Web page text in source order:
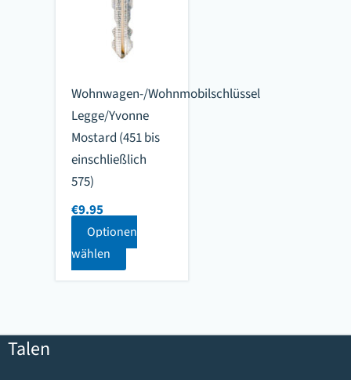
Wohnwagen-/Wohnmobilschlüssel
Legge/Yvonne
Mostard (451 bis
einschließlich
575)
€9.95
Optionen
wählen
Talen